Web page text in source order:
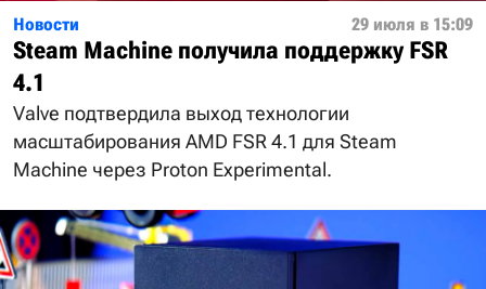
Новости 29 июля в 15:09
Steam Machine получила поддержку FSR
4.1
Valve подтвердила выход технологии
масштабирования AMD FSR 4.1 для Steam
Machine через Proton Experimental.